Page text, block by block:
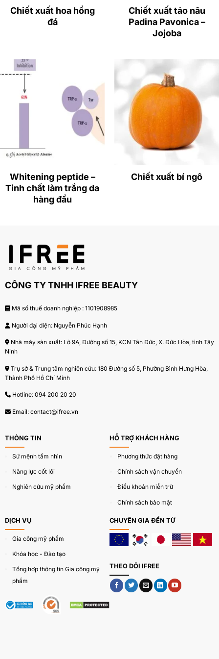
– Lotion dưỡng ẩm.
– Serum đổi mới da.
Mẫu sản phẩm iFree gia công sử dụng
>>> Serum trị nám 14 ngày – Điều trị nám, tàn nhanh,
dưỡng trắng sáng
Xóa mờ và ức chế quá trình hình thành vết nám tận sâu
ở lớp hạ bì, thấy ngay kết quả nhanh chóng chỉ trong
vòng 14 ngày. Sản phẩm lành tính với da không chứa
những chất dễ gây kích ứng như paraben,
formaldehyde.
hồi chống lão hóa.
Chiết xuất hoa hồng
đá
Chiết xuất tảo nâu
Padina Pavonica –
Jojoba
Whitening peptide –
Tinh chất làm trắng da
hàng đầu
Chiết xuất bí ngô
CÔNG TY TNHH IFREE BEAUTY
Mã số thuế doanh nghiệp : 1101908985
Người đại diện: Nguyễn Phúc Hạnh
Nhà máy sản xuất: Lô 9A, Đường số 15, KCN Tân Đức, X. Đức Hòa, tỉnh Tây
Ninh
Trụ sở & Trung tâm nghiên cứu: 180 Đường số 5, Phường Bình Hưng Hòa,
Thành Phố Hồ Chí Minh
Hotline: 094 200 20 20
Email: contact@ifree.vn
THÔNG TIN
Sứ mệnh tầm nhìn
Năng lực cốt lõi
Nghiên cứu mỹ phẩm
HỖ TRỢ KHÁCH HÀNG
Phương thức đặt hàng
Chính sách vận chuyển
Điều khoản miễn trừ
Chính sách bảo mật
DỊCH VỤ
Gia công mỹ phẩm
Khóa học - Đào tạo
Tổng hợp thông tin Gia công mỹ
phẩm
CHUYÊN GIA ĐẾN TỪ
THEO DÕI IFREE